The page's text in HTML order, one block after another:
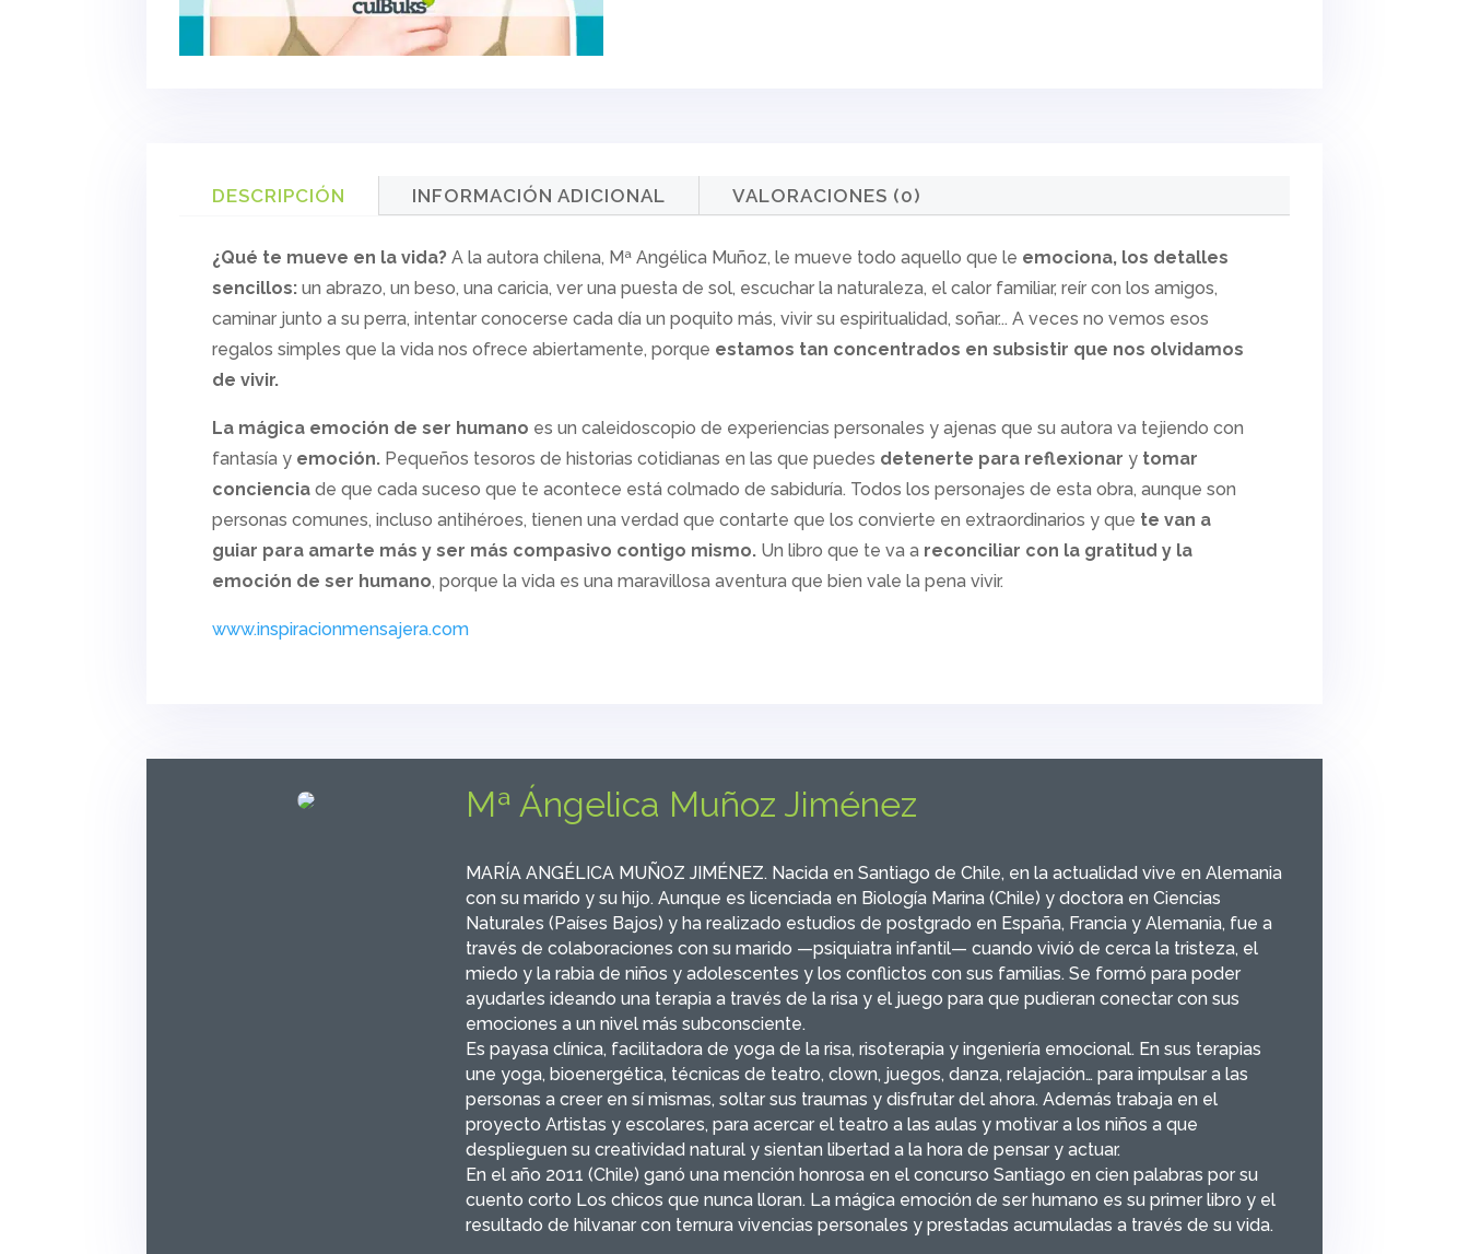
DESCRIPCIÓN INFORMACIÓN ADICIONAL VALORACIONES (0)
¿Qué te mueve en la vida? A la autora chilena, Mª Angélica Muñoz, le mueve todo aquello que le emociona, los detalles
sencillos: un abrazo, un beso, una caricia, ver una puesta de sol, escuchar la naturaleza, el calor familiar, reír con los amigos,
caminar junto a su perra, intentar conocerse cada día un poquito más, vivir su espiritualidad, soñar... A veces no vemos esos
regalos simples que la vida nos ofrece abiertamente, porque estamos tan concentrados en subsistir que nos olvidamos
de vivir.
La mágica emoción de ser humano es un caleidoscopio de experiencias personales y ajenas que su autora va tejiendo con
fantasía y emoción. Pequeños tesoros de historias cotidianas en las que puedes detenerte para reflexionar y tomar
conciencia de que cada suceso que te acontece está colmado de sabiduría. Todos los personajes de esta obra, aunque son
personas comunes, incluso antihéroes, tienen una verdad que contarte que los convierte en extraordinarios y que te van a
guiar para amarte más y ser más compasivo contigo mismo. Un libro que te va a reconciliar con la gratitud y la
emoción de ser humano, porque la vida es una maravillosa aventura que bien vale la pena vivir.
www.inspiracionmensajera.com
Mª Ángelica Muñoz Jiménez
MARÍA ANGÉLICA MUÑOZ JIMÉNEZ. Nacida en Santiago de Chile, en la actualidad vive en Alemania
con su marido y su hijo. Aunque es licenciada en Biología Marina (Chile) y doctora en Ciencias
Naturales (Países Bajos) y ha realizado estudios de postgrado en España, Francia y Alemania, fue a
través de colaboraciones con su marido —psiquiatra infantil— cuando vivió de cerca la tristeza, el
miedo y la rabia de niños y adolescentes y los conflictos con sus familias. Se formó para poder
ayudarles ideando una terapia a través de la risa y el juego para que pudieran conectar con sus
emociones a un nivel más subconsciente.
Es payasa clínica, facilitadora de yoga de la risa, risoterapia y ingeniería emocional. En sus terapias
une yoga, bioenergética, técnicas de teatro, clown, juegos, danza, relajación… para impulsar a las
personas a creer en sí mismas, soltar sus traumas y disfrutar del ahora. Además trabaja en el
proyecto Artistas y escolares, para acercar el teatro a las aulas y motivar a los niños a que
desplieguen su creatividad natural y sientan libertad a la hora de pensar y actuar.
En el año 2011 (Chile) ganó una mención honrosa en el concurso Santiago en cien palabras por su
cuento corto Los chicos que nunca lloran. La mágica emoción de ser humano es su primer libro y el
resultado de hilvanar con ternura vivencias personales y prestadas acumuladas a través de su vida.